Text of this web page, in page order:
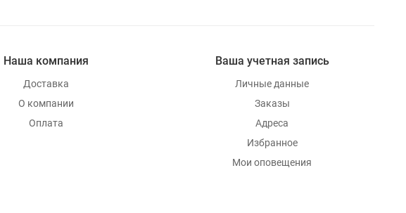
Наша компания
Доставка
О компании
Оплата
Ваша учетная запись
Личные данные
Заказы
Адреса
Избранное
Мои оповещения